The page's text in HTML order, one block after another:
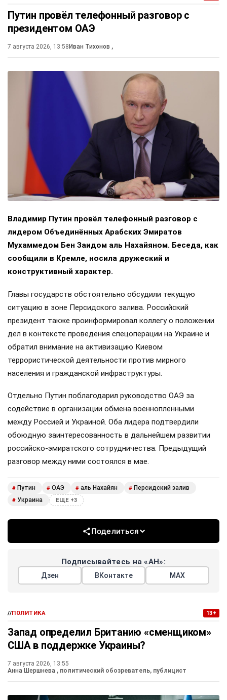
Путин провёл телефонный разговор с
президентом ОАЭ
7 августа 2026, 13:58Иван Тихонов ,
Владимир Путин провёл телефонный разговор с
лидером Объединённых Арабских Эмиратов
Мухаммедом Бен Заидом аль Нахайяном. Беседа, как
сообщили в Кремле, носила дружеский и
конструктивный характер.
Главы государств обстоятельно обсудили текущую
ситуацию в зоне Персидского залива. Российский
президент также проинформировал коллегу о положении
дел в контексте проведения спецоперации на Украине и
обратил внимание на активизацию Киевом
террористической деятельности против мирного
населения и гражданской инфраструктуры.
Отдельно Путин поблагодарил руководство ОАЭ за
содействие в организации обмена военнопленными
между Россией и Украиной. Оба лидера подтвердили
обоюдную заинтересованность в дальнейшем развитии
российско-эмиратского сотрудничества. Предыдущий
разговор между ними состоялся в мае.
# Путин # ОАЭ # аль Нахайян # Персидский залив
# Украина ЕЩЕ +3
Поделиться
Подписывайтесь на «АН»:
Дзен ВКонтакте МАХ
//ПОЛИТИКА 13+
Запад определил Британию «сменщиком»
США в поддержке Украины?
7 августа 2026, 13:55
Анна Шершнева , политический обозреватель, публицист